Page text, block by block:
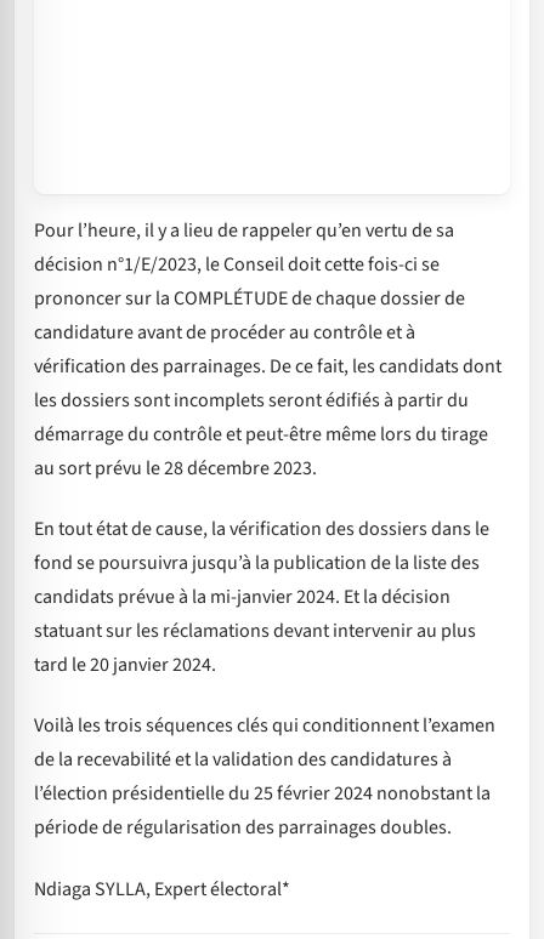
Pour l’heure, il y a lieu de rappeler qu’en vertu de sa
décision n°1/E/2023, le Conseil doit cette fois-ci se
prononcer sur la COMPLÉTUDE de chaque dossier de
candidature avant de procéder au contrôle et à
vérification des parrainages. De ce fait, les candidats dont
les dossiers sont incomplets seront édifiés à partir du
démarrage du contrôle et peut-être même lors du tirage
au sort prévu le 28 décembre 2023.
En tout état de cause, la vérification des dossiers dans le
fond se poursuivra jusqu’à la publication de la liste des
candidats prévue à la mi-janvier 2024. Et la décision
statuant sur les réclamations devant intervenir au plus
tard le 20 janvier 2024.
Voilà les trois séquences clés qui conditionnent l’examen
de la recevabilité et la validation des candidatures à
l’élection présidentielle du 25 février 2024 nonobstant la
période de régularisation des parrainages doubles.
Ndiaga SYLLA, Expert électoral*